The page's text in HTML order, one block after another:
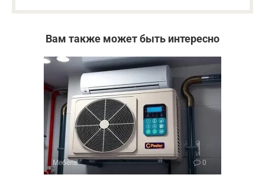
Вам также может быть интересно
Мебель 0